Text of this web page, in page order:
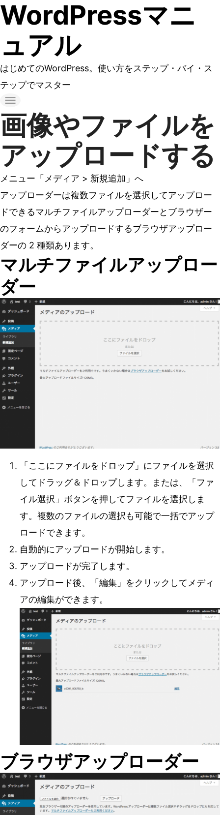
コ
ン
テ
ン
ツ
へ
キ
す
る
WordPressマニ
ュアル
はじめてのWordPress。使い方をステップ・バイ・ス
テップでマスター
画像やファイルを
アップロードする
メニュー「メディア > 新規追加」へ
アップローダーは複数ファイルを選択してアップロー
ドできるマルチファイルアップローダーとブラウザー
のフォームからアップロードするブラウザアップロー
ダーの 2 種類あります。
マルチファイルアップロー
ダー
「ここにファイルをドロップ」にファイルを選択
してドラッグ＆ドロップします。または、「ファ
イル選択」ボタンを押してファイルを選択しま
す。複数のファイルの選択も可能で一括でアップ
ロードできます。
自動的にアップロードが開始します。
アップロードが完了します。
アップロード後、「編集」をクリックしてメディ
アの編集ができます。
ブラウザアップローダー